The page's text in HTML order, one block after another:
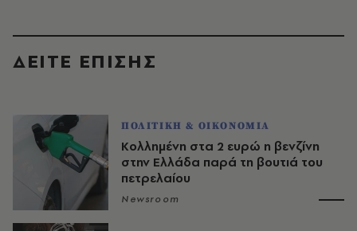
ΔΕΙΤΕ ΕΠΙΣΗΣ
ΠΟΛΙΤΙΚΗ & ΟΙΚΟΝΟΜΙΑ
Κολλημένη στα 2 ευρώ η βενζίνη
στην Ελλάδα παρά τη βουτιά του
πετρελαίου
Newsroom